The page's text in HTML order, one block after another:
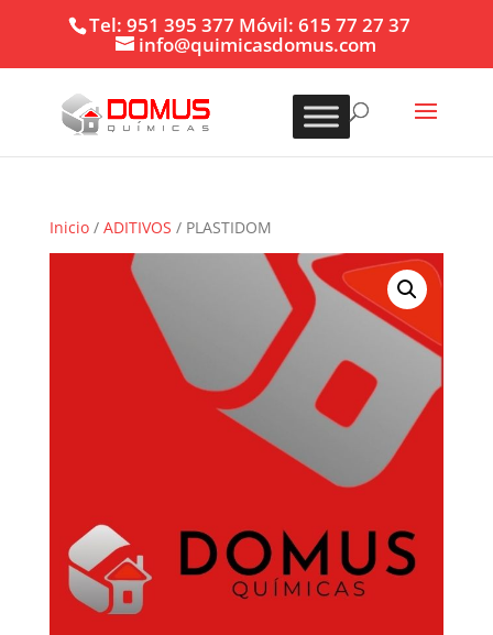
Tel: 951 395 377 Móvil: 615 77 27 37
info@quimicasdomus.com
Inicio/ ADITIVOS / PLASTIDOM